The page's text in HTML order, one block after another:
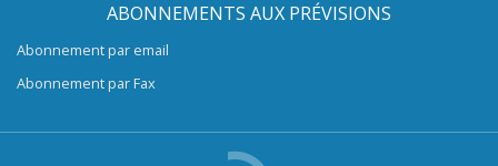
ABONNEMENTS AUX PRÉVISIONS
Abonnement par email
Abonnement par Fax